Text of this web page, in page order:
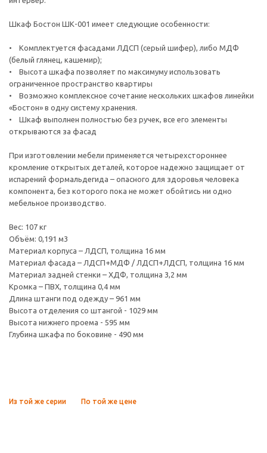
Шкаф Бостон ШК-001 имеет следующие особенности:
• Комплектуется фасадами ЛДСП (серый шифер), либо МДФ
(белый глянец, кашемир);
• Высота шкафа позволяет по максимуму использовать
ограниченное пространство квартиры
• Возможно комплексное сочетание нескольких шкафов линейки
«Бостон» в одну систему хранения.
• Шкаф выполнен полностью без ручек, все его элементы
открываются за фасад
При изготовлении мебели применяется четырехстороннее
кромление открытых деталей, которое надежно защищает от
испарений формальдегида – опасного для здоровья человека
компонента, без которого пока не может обойтись ни одно
мебельное производство.
Вес: 107 кг
Объём: 0,191 м3
Материал корпуса – ЛДСП, толщина 16 мм
Материал фасада – ЛДСП+МДФ / ЛДСП+ЛДСП, толщина 16 мм
Материал задней стенки – ХДФ, толщина 3,2 мм
Кромка – ПВХ, толщина 0,4 мм
Длина штанги под одежду – 961 мм
Высота отделения со штангой - 1029 мм
Высота нижнего проема - 595 мм
Глубина шкафа по боковине - 490 мм
Из той же серии По той же цене